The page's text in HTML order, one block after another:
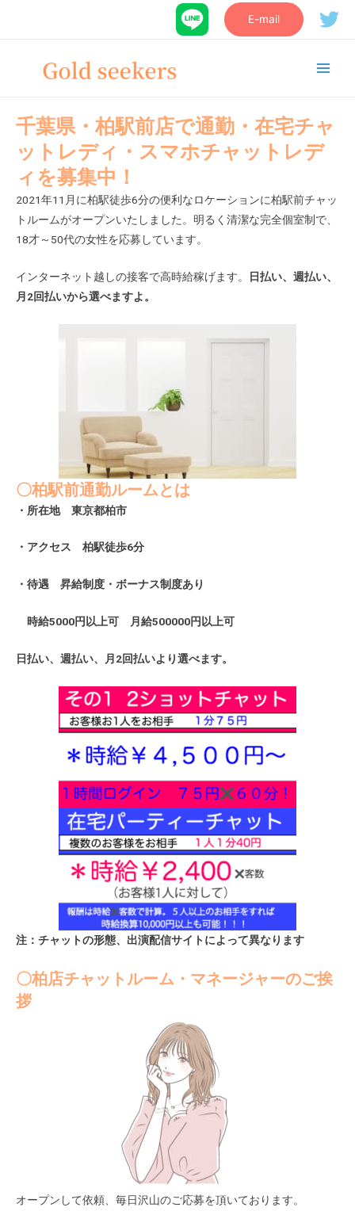
E-mail
千葉県・柏駅前店で通勤・在宅チャ
ットレディ・スマホチャットレデ
ィを募集中！
2021年11月に柏駅徒歩6分の便利なロケーションに柏駅前チャッ
トルームがオープンいたしました。明るく清潔な完全個室制で、
18才～50代の女性を応募しています。
インターネット越しの接客で高時給稼げます。
日払い、週払い、
月2回払いから選べますよ。
〇柏駅前通勤ルームとは
・所在地 東京都柏市
・アクセス 柏駅徒歩6分
・待遇 昇給制度・ボーナス制度あり
時給5000円以上可 月給500000円以上可
日払い、週払い、月2回払いより選べます。
注：チャットの形態、出演配信サイトによって異なります
〇柏店チャットルーム・マネージャーのご挨
拶
オープンして依頼、毎日沢山のご応募を頂いております。